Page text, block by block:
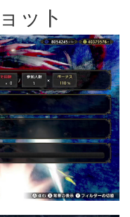
ット